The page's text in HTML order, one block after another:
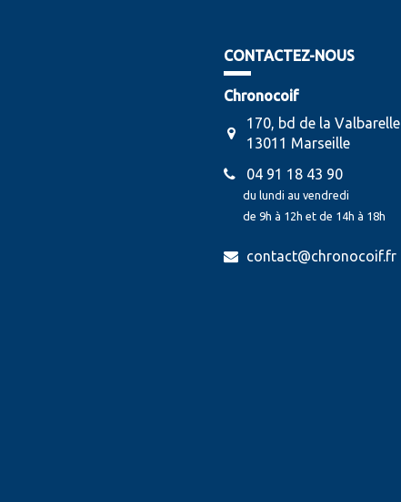
CONTACTEZ-NOUS
Chronocoif
170, bd de la Valbarelle
13011 Marseille
04 91 18 43 90
du lundi au vendredi
de 9h à 12h et de 14h à 18h
contact@chronocoif.fr